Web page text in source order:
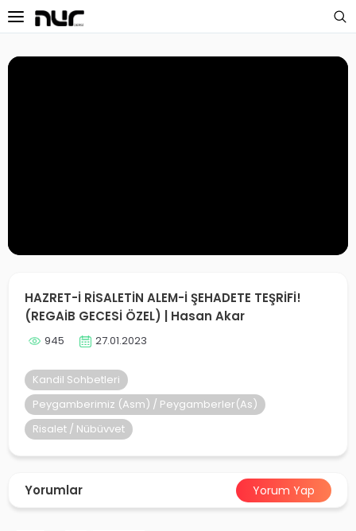
Dersler
HAZRET-İ RİSALETİN ALEM-İ ŞEHADETE TEŞRİFİ!
(REGAİB GECESİ ÖZEL) | Hasan Akar
945 27.01.2023
Kandil Sohbetleri
Peygamberimiz (Asm) / Peygamberler(As)
Risalet / Nübüvvet
Yorumlar Yorum Yap